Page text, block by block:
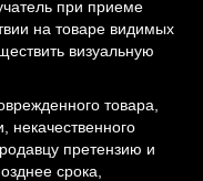
при приеме
на товаре видимых
визуальную
товара,
некачественного
претензию и
срока,